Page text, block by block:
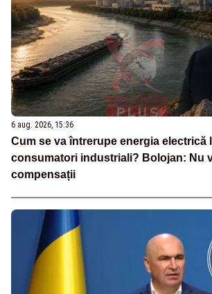
6 aug. 2026, 15:36
Cum se va întrerupe energia electrică
consumatori industriali? Bolojan: Nu
compensații